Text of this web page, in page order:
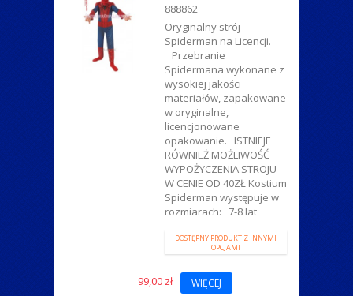
888862
Oryginalny strój
Spiderman na Licencji.
Przebranie
Spidermana wykonane z
wysokiej jakości
materiałów, zapakowane
w oryginalne,
licencjonowane
opakowanie. ISTNIEJE
RÓWNIEŻ MOŻLIWOŚĆ
WYPOŻYCZENIA STROJU
W CENIE OD 40ZŁ Kostium
Spiderman występuje w
rozmiarach: 7-8 lat
DOSTĘPNY PRODUKT Z INNYMI
OPCJAMI
99,00 zł WIĘCEJ